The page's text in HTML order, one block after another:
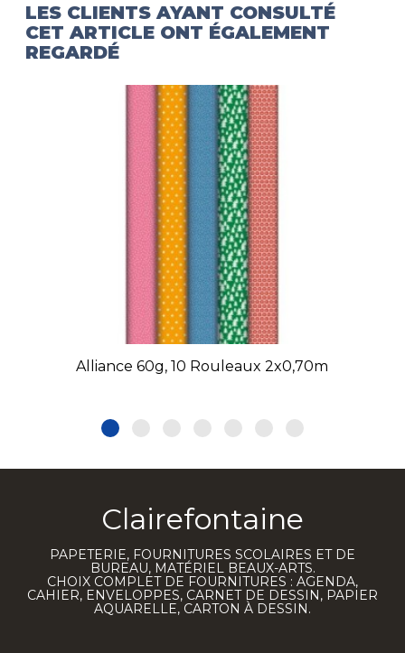
LES CLIENTS AYANT CONSULTÉ
CET ARTICLE ONT ÉGALEMENT
REGARDÉ
Alliance 60g, 10 Rouleaux 2x0,70m
Clairefontaine
PAPETERIE, FOURNITURES SCOLAIRES ET DE
BUREAU, MATÉRIEL BEAUX-ARTS.
CHOIX COMPLET DE FOURNITURES : AGENDA,
CAHIER, ENVELOPPES, CARNET DE DESSIN, PAPIER
AQUARELLE, CARTON À DESSIN.